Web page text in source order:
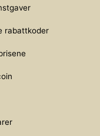
rabattkoder